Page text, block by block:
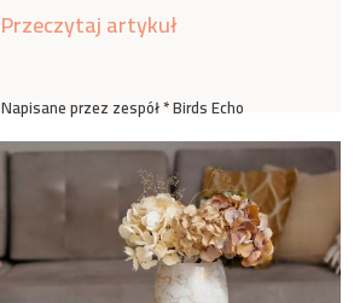
Przeczytaj artykuł
Napisane przez zespół * Birds Echo